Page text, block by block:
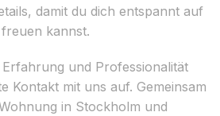
damit du dich entspannt auf
kannst.
und Professionalität
Kontakt mit uns auf. Gemeinsam
in Stockholm und